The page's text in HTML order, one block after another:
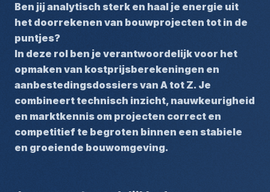
Ben jij analytisch sterk en haal je energie uit
het doorrekenen van bouwprojecten tot in de
puntjes?
In deze rol ben je verantwoordelijk voor het
opmaken van kostprijsberekeningen en
aanbestedingsdossiers van A tot Z. Je
combineert technisch inzicht, nauwkeurigheid
en marktkennis om projecten correct en
competitief te begroten binnen een stabiele
en groeiende bouwomgeving.